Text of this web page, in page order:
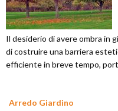
Il desiderio di avere ombra in
di costruire una barriera
efficiente in breve tempo,
Arredo Giardino